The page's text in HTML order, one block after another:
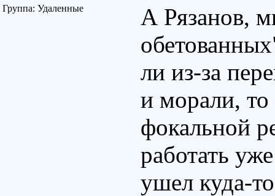
Группа: Удаленные
А Рязанов,
ли из-за
и морали, то
фокальной
работать
ушел куда-